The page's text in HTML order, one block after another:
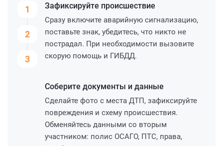
1
2
3
Зафиксируйте происшествие
Сразу включите аварийную сигнализацию,
поставьте знак, убедитесь, что никто не
пострадал. При необходимости вызовите
скорую помощь и ГИБДД.
Соберите документы и данные
Сделайте фото с места ДТП, зафиксируйте
повреждения и схему происшествия.
Обменяйтесь данными со вторым
участником: полис ОСАГО, ПТС, права,